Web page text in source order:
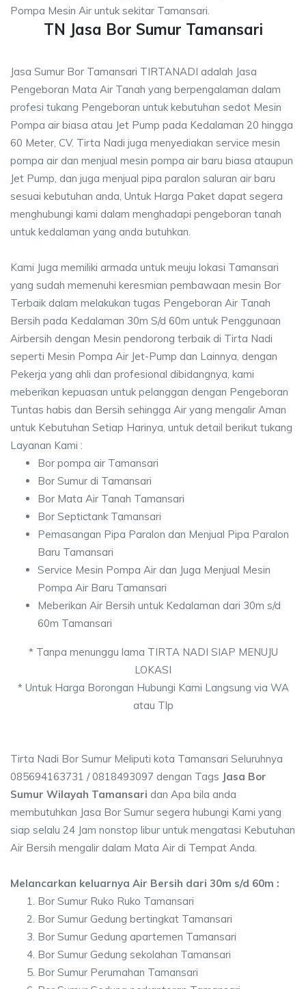
Pompa Mesin Air untuk sekitar Tamansari.
TN Jasa Bor Sumur Tamansari
Jasa Sumur Bor Tamansari TIRTANADI adalah Jasa
Pengeboran Mata Air Tanah yang berpengalaman dalam
profesi tukang Pengeboran untuk kebutuhan sedot Mesin
Pompa air biasa atau Jet Pump pada Kedalaman 20 hingga
60 Meter, CV. Tirta Nadi juga menyediakan service mesin
pompa air dan menjual mesin pompa air baru biasa ataupun
Jet Pump, dan juga menjual pipa paralon saluran air baru
sesuai kebutuhan anda, Untuk Harga Paket dapat segera
menghubungi kami dalam menghadapi pengeboran tanah
untuk kedalaman yang anda butuhkan.
Kami Juga memiliki armada untuk meuju lokasi Tamansari
yang sudah memenuhi keresmian pembawaan mesin Bor
Terbaik dalam melakukan tugas Pengeboran Air Tanah
Bersih pada Kedalaman 30m S/d 60m untuk Penggunaan
Airbersih dengan Mesin pendorong terbaik di Tirta Nadi
seperti Mesin Pompa Air Jet-Pump dan Lainnya, dengan
Pekerja yang ahli dan profesional dibidangnya, kami
meberikan kepuasan untuk pelanggan dengan Pengeboran
Tuntas habis dan Bersih sehingga Air yang mengalir Aman
untuk Kebutuhan Setiap Harinya, untuk detail berikut tukang
Layanan Kami :
Bor pompa air Tamansari
Bor Sumur di Tamansari
Bor Mata Air Tanah Tamansari
Bor Septictank Tamansari
Pemasangan Pipa Paralon dan Menjual Pipa Paralon
Baru Tamansari
Service Mesin Pompa Air dan Juga Menjual Mesin
Pompa Air Baru Tamansari
Meberikan Air Bersih untuk Kedalaman dari 30m s/d
60m Tamansari
* Tanpa menunggu lama TIRTA NADI SIAP MENUJU
LOKASI
* Untuk Harga Borongan Hubungi Kami Langsung via WA
atau Tlp
Tirta Nadi Bor Sumur Meliputi kota Tamansari Seluruhnya
085694163731 / 0818493097 dengan Tags Jasa Bor
Sumur Wilayah Tamansari dan Apa bila anda
membutuhkan Jasa Bor Sumur segera hubungi Kami yang
siap selalu 24 Jam nonstop libur untuk mengatasi Kebutuhan
Air Bersih mengalir dalam Mata Air di Tempat Anda.
Melancarkan keluarnya Air Bersih dari 30m s/d 60m :
Bor Sumur Ruko Ruko Tamansari
Bor Sumur Gedung bertingkat Tamansari
Bor Sumur Gedung apartemen Tamansari
Bor Sumur Gedung sekolahan Tamansari
Bor Sumur Perumahan Tamansari